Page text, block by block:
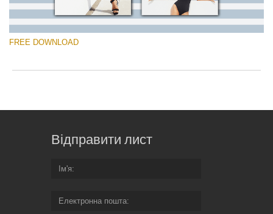
FREE DOWNLOAD
Відправити лист
Ім'я
Електронна пошта